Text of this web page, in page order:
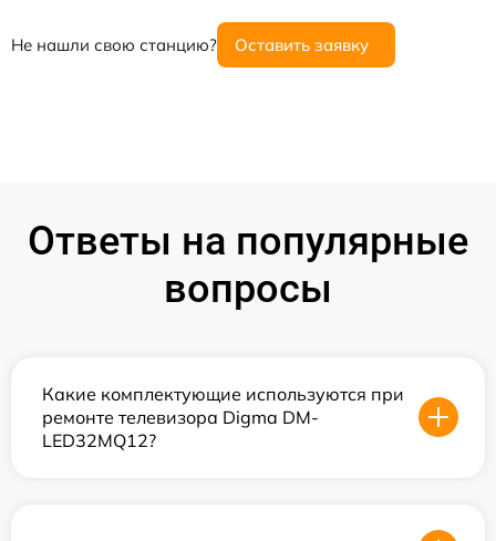
Не нашли свою станцию? Оставить заявку
Ответы на популярные
вопросы
Какие комплектующие используются при
ремонте телевизора Digma DM-
LED32MQ12?